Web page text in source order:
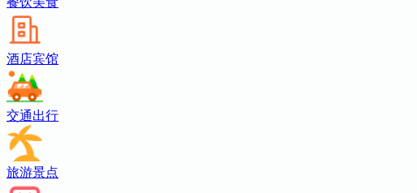
酒店宾馆
交通出行
旅游景点